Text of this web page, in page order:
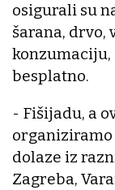
osigurali su
šarana, drvo,
besplatno.
- Fišijadu, a
dolaze iz
Zagreba,